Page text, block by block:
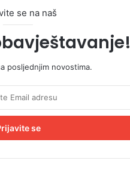
se na naš
posljednjim novostima.